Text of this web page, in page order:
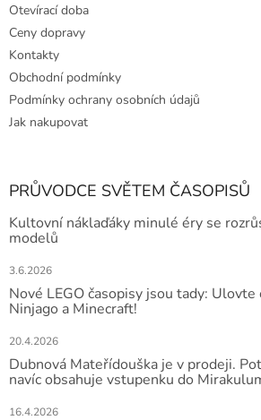
Otevírací doba
Ceny dopravy
Kontakty
Obchodní podmínky
Podmínky ochrany osobních údajů
Jak nakupovat
PRŮVODCE SVĚTEM ČASOPISŮ
Kultovní náklaďáky minulé éry se
modelů
3.6.2026
Nové LEGO časopisy jsou tady:
Ninjago a Minecraft!
20.4.2026
Dubnová Mateřídouška je v prodeji.
navíc obsahuje vstupenku do
16.4.2026